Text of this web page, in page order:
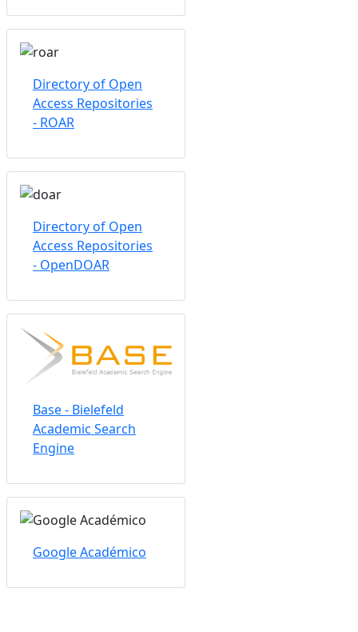
Directory of Open
Access Repositories
- ROAR
Directory of Open
Access Repositories
- OpenDOAR
Base - Bielefeld
Academic Search
Engine
Google Académico